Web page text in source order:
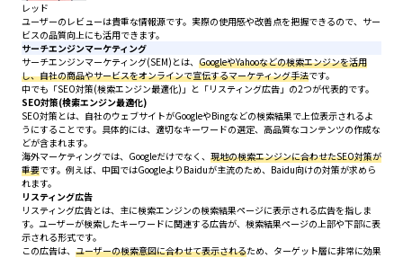
レッド
ユーザーのレビューは貴重な情報源です。実際の使用感や改善点を把握できるので、サー
ビスの品質向上にも活用できます。
サーチエンジンマーケティング
サーチエンジンマーケティング(SEM)とは、 GoogleやYahooなどの検索エンジンを活用
し、自社の商品やサービスをオンラインで宣伝するマーケティング手法です。
中でも「SEO対策(検索エンジン最適化)」と「リスティング広告」の2つが代表的です。
SEO対策(検索エンジン最適化)
SEO対策とは、自社のウェブサイトがGoogleやBingなどの検索結果で上位表示されるよ
うにすることです。具体的には、適切なキーワードの選定、高品質なコンテンツの作成な
どが含まれます。
海外マーケティングでは、Googleだけでなく、 現地の検索エンジンに合わせたSEO対策が
重要です。例えば、中国ではGoogleよりBaiduが主流のため、Baidu向けの対策が求めら
れます。
リスティング広告
リスティング広告とは、主に検索エンジンの検索結果ページに表示される広告を指しま
す。ユーザーが検索したキーワードに関連する広告が、検索結果ページの上部や下部に表
示される形式です。
この広告は、 ユーザーの検索意図に合わせて表示されるため、ターゲット層に非常に効果